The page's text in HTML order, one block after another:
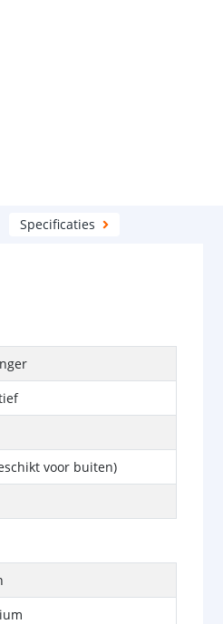
Specificaties
voor buiten)